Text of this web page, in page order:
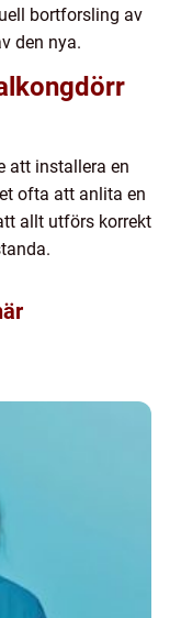
bortforsling av
den nya.
att installera en
ofta att anlita en
allt utförs korrekt